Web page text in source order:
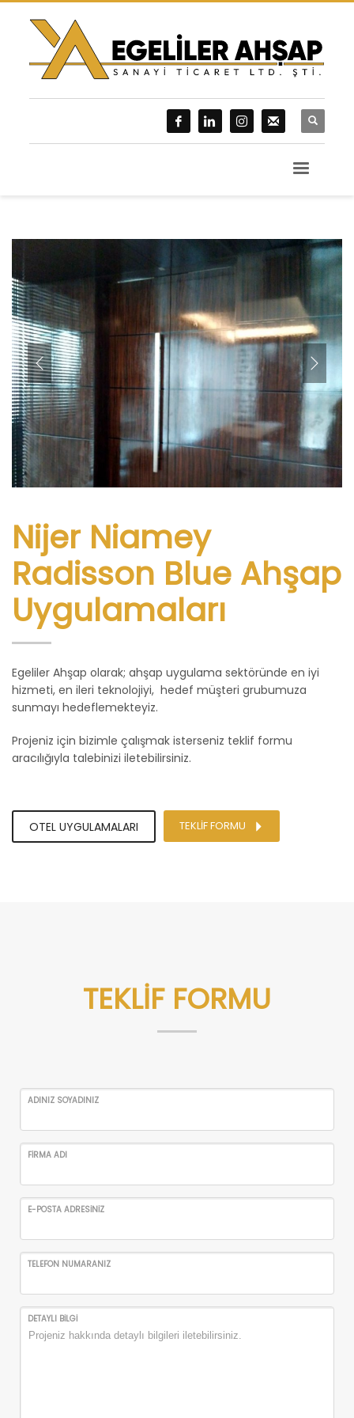
Nijer Niamey
Radisson Blue Ahşap
Uygulamaları
Egeliler Ahşap olarak; ahşap uygulama sektöründe en iyi
hizmeti, en ileri teknolojiyi, hedef müşteri grubumuza
sunmayı hedeflemekteyiz.
Projeniz için bizimle çalışmak isterseniz teklif formu
aracılığıyla talebinizi iletebilirsiniz.
OTEL UYGULAMALARI TEKLİF FORMU
TEKLİF FORMU
ADINIZ SOYADINIZ
FİRMA ADI
E-POSTA ADRESİNİZ
TELEFON NUMARANIZ
DETAYLI BİLGİ